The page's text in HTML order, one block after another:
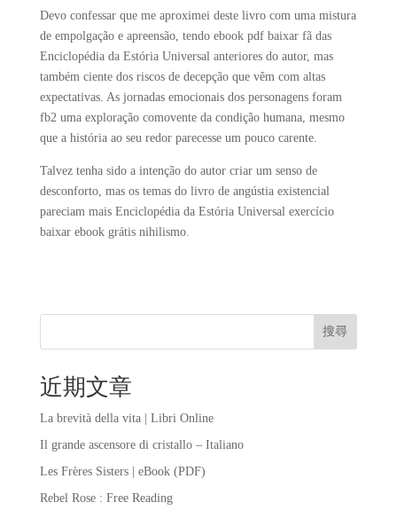
Devo confessar que me aproximei deste livro com uma mistura
de empolgação e apreensão, tendo ebook pdf baixar fã das
Enciclopédia da Estória Universal anteriores do autor, mas
também ciente dos riscos de decepção que vêm com altas
expectativas. As jornadas emocionais dos personagens foram
fb2 uma exploração comovente da condição humana, mesmo
que a história ao seu redor parecesse um pouco carente.
Talvez tenha sido a intenção do autor criar um senso de
desconforto, mas os temas do livro de angústia existencial
pareciam mais Enciclopédia da Estória Universal exercício
baixar ebook grátis nihilismo.
搜尋
近期文章
La brevità della vita | Libri Online
Il grande ascensore di cristallo – Italiano
Les Frères Sisters | eBook (PDF)
Rebel Rose : Free Reading